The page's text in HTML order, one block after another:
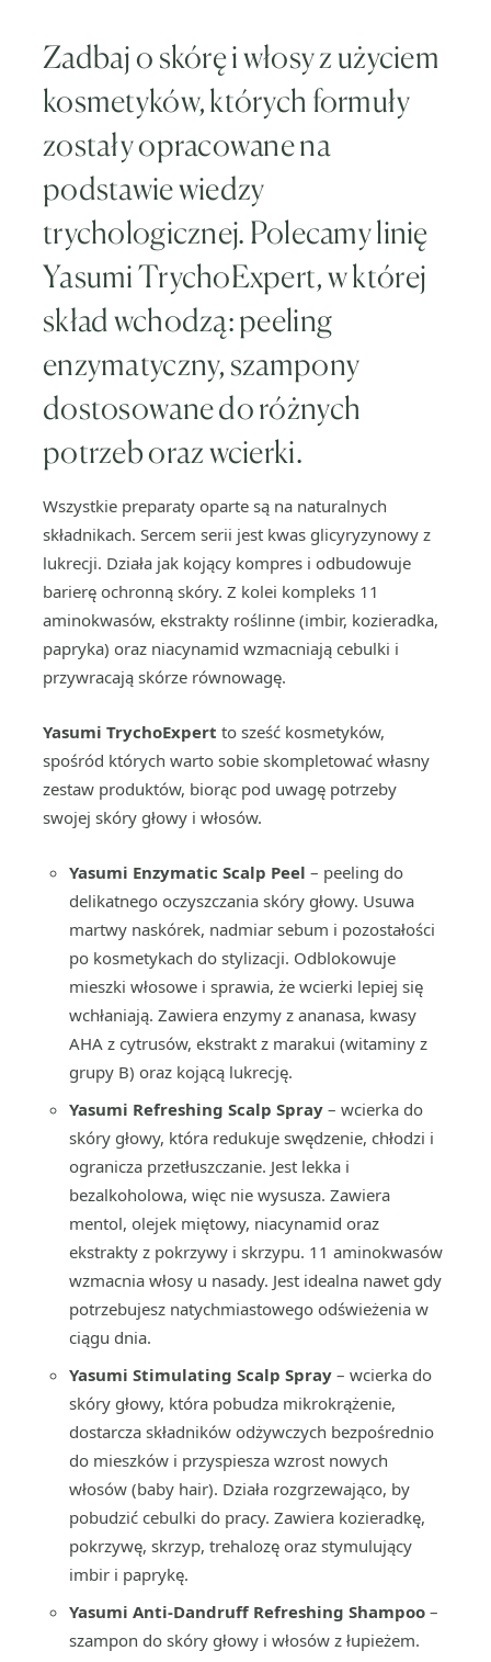
Zadbaj o skórę i włosy z użyciem
kosmetyków, których formuły
zostały opracowane na
podstawie wiedzy
trychologicznej. Polecamy linię
Yasumi TrychoExpert, w której
skład wchodzą: peeling
enzymatyczny, szampony
dostosowane do różnych
potrzeb oraz wcierki.
Wszystkie preparaty oparte są na naturalnych
składnikach. Sercem serii jest kwas glicyryzynowy z
lukrecji. Działa jak kojący kompres i odbudowuje
barierę ochronną skóry. Z kolei kompleks 11
aminokwasów, ekstrakty roślinne (imbir, kozieradka,
papryka) oraz niacynamid wzmacniają cebulki i
przywracają skórze równowagę.
Yasumi TrychoExpert to sześć kosmetyków,
spośród których warto sobie skompletować własny
zestaw produktów, biorąc pod uwagę potrzeby
swojej skóry głowy i włosów.
Yasumi Enzymatic Scalp Peel – peeling do
delikatnego oczyszczania skóry głowy. Usuwa
martwy naskórek, nadmiar sebum i pozostałości
po kosmetykach do stylizacji. Odblokowuje
mieszki włosowe i sprawia, że wcierki lepiej się
wchłaniają. Zawiera enzymy z ananasa, kwasy
AHA z cytrusów, ekstrakt z marakui (witaminy z
grupy B) oraz kojącą lukrecję.
Yasumi Refreshing Scalp Spray – wcierka do
skóry głowy, która redukuje swędzenie, chłodzi i
ogranicza przetłuszczanie. Jest lekka i
bezalkoholowa, więc nie wysusza. Zawiera
mentol, olejek miętowy, niacynamid oraz
ekstrakty z pokrzywy i skrzypu. 11 aminokwasów
wzmacnia włosy u nasady. Jest idealna nawet gdy
potrzebujesz natychmiastowego odświeżenia w
ciągu dnia.
Yasumi Stimulating Scalp Spray – wcierka do
skóry głowy, która pobudza mikrokrążenie,
dostarcza składników odżywczych bezpośrednio
do mieszków i przyspiesza wzrost nowych
włosów (baby hair). Działa rozgrzewająco, by
pobudzić cebulki do pracy. Zawiera kozieradkę,
pokrzywę, skrzyp, trehalozę oraz stymulujący
imbir i paprykę.
Yasumi Anti-Dandruff Refreshing Shampoo –
szampon do skóry głowy i włosów z łupieżem.